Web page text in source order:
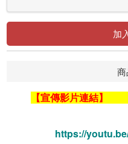
加
【宣傳影片連結】
https://